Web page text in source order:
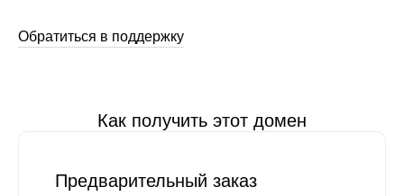
Обратиться в поддержку
Как получить этот домен
Предварительный заказ